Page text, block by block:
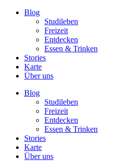
Zum
Blog
Studileben
Freizeit
Entdecken
Essen & Trinken
Stories
Karte
Über uns
Blog
Studileben
Freizeit
Entdecken
Essen & Trinken
Stories
Karte
Über uns